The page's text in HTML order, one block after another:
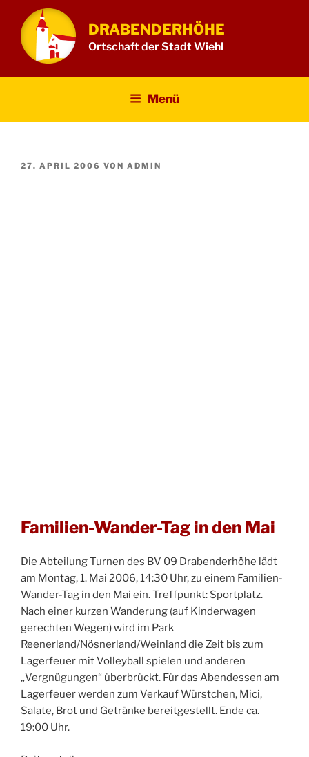
Inhalt
springen
DRABENDERHÖHE
Ortschaft der Stadt Wiehl
Menü
VERÖFFENTLICHT
27. APRIL 2006 VON ADMIN
Familien-Wander-Tag in den Mai
Die Abteilung Turnen des BV 09 Drabenderhöhe lädt
am Montag, 1. Mai 2006, 14:30 Uhr, zu einem Familien-
Wander-Tag in den Mai ein. Treffpunkt: Sportplatz.
Nach einer kurzen Wanderung (auf Kinderwagen
gerechten Wegen) wird im Park
Reenerland/Nösnerland/Weinland die Zeit bis zum
Lagerfeuer mit Volleyball spielen und anderen
„Vergnügungen“ überbrückt. Für das Abendessen am
Lagerfeuer werden zum Verkauf Würstchen, Mici,
Salate, Brot und Getränke bereitgestellt. Ende ca.
19:00 Uhr.